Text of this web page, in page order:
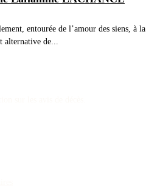
entourée de l’amour des siens, à la
alternative de...